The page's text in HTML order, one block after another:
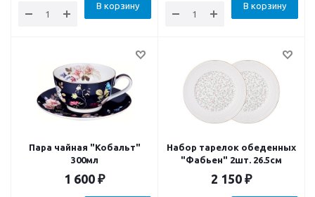
В корзину В корзину
Пара чайная "Кобальт"
300мл
1 600 ₽
Набор тарелок обеденных
"Фабьен" 2шт. 26.5см
2 150 ₽